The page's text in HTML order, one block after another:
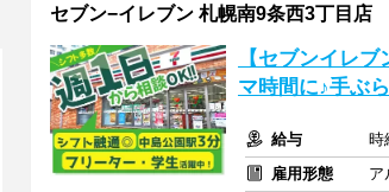
セブン−イレブン 札幌南9条西3丁目店
【セブンイレ
マ時間に♪手ぶ
給与
時
雇用形態
ア